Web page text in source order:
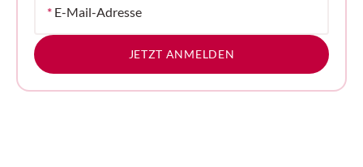
* E-Mail-Adresse
JETZT ANMELDEN